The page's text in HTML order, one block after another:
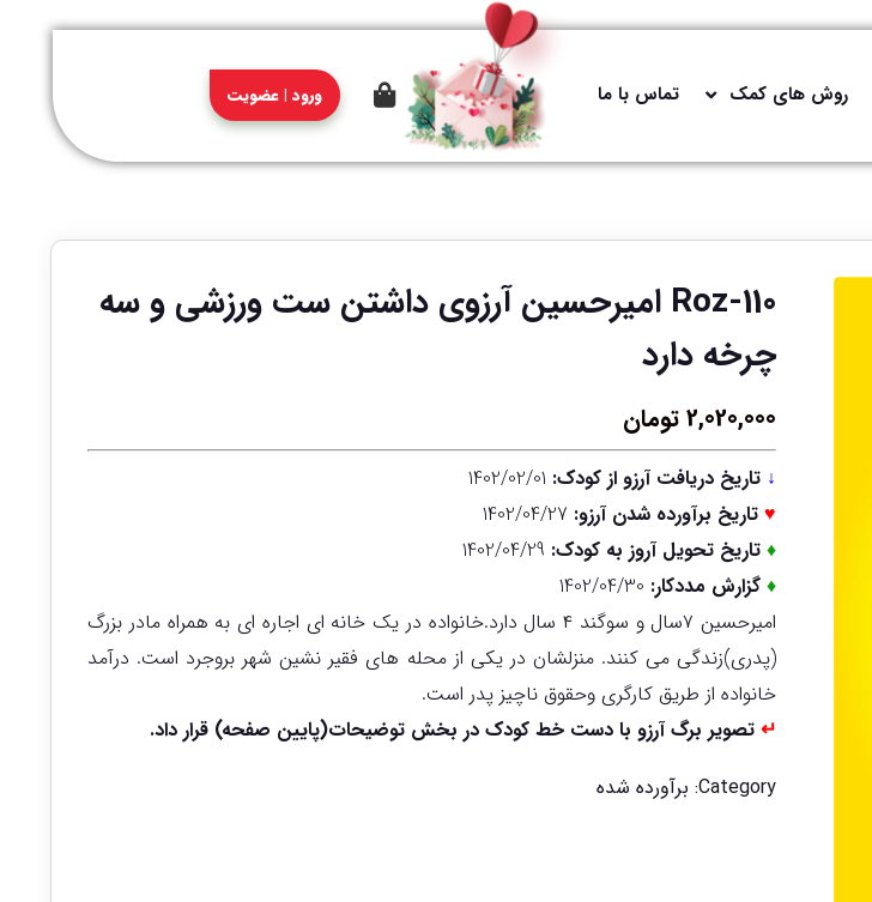
روش های کمک تماس با ما ورود | عضویت
Roz-110 امیرحسین آرزوی داشتن ست ورزشی و سه
چرخه دارد
2,020,000تومان
↓ تاریخ دریافت آرزو از کودک:
♥تاریخ برآورده شدن آرزو: 1402/04/27
♦تاریخ تحویل آروز به کودک: 1402/04/29
♦ گزارش مددکار: 1402/04/30
امیرحسین ۷سال و سوگند ۴ سال دارد.خانواده در یک خانه ای اجاره ای به همراه مادر بزرگ
(پدری)زندگی می کنند. منزلشان در یکی از محله های فقیر نشین شهر بروجرد است. درآمد
خانواده از طریق کارگری وحقوق ناچیز پدر است.
↵تصویر برگ آرزو با دست خط کودک در بخش توضیحات(پایین صفحه) قرار داد.
Category: برآورده شده